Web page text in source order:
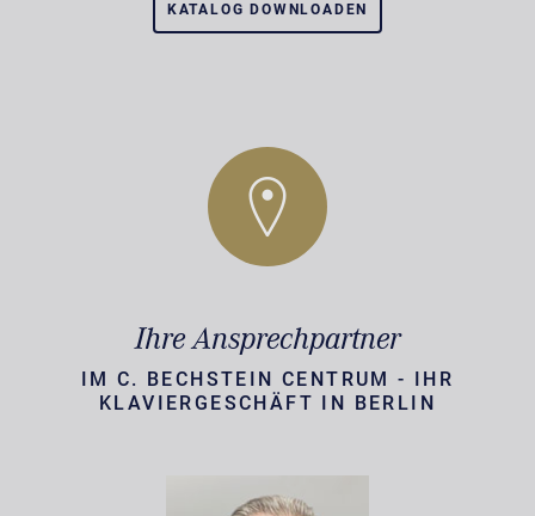
KATALOG DOWNLOADEN
Ihre Ansprechpartner
IM C. BECHSTEIN CENTRUM - IHR
KLAVIERGESCHÄFT IN BERLIN